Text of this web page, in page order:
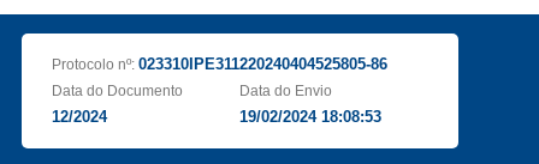
Protocolo nº: 023310IPE311220240404525805-86
Data do Documento
12/2024
Data do Envio
19/02/2024 18:08:53